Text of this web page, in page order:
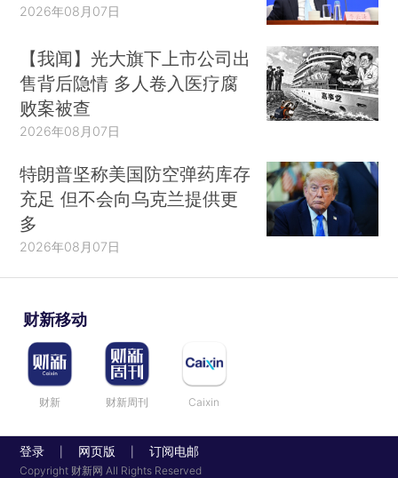
2026年08月07日
【我闻】光大旗下上市公司出
售背后隐情 多人卷入医疗腐
败案被查
2026年08月07日
特朗普坚称美国防空弹药库存
充足 但不会向乌克兰提供更
多
2026年08月07日
财新移动
财新 财新周刊 Caixin
登录 网页版 订阅电邮
Copyright 财新网 All Rights Reserved